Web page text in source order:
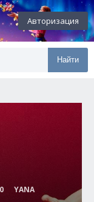
Авторизация
Найти
0 YANA